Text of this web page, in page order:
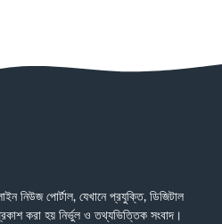
নিউজ পোর্টাল, যেখানে প্রযুক্তি, ডিজিটাল
করা হয় নির্ভুল ও তথ্যভিত্তিক সংবাদ।